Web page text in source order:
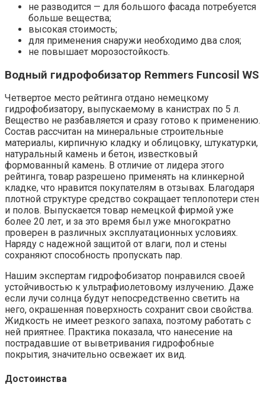
не разводится — для большого фасада потребуется
больше вещества;
высокая стоимость;
для применения снаружи необходимо два слоя;
не повышает морозостойкость.
Водный гидрофобизатор Remmers Funcosil WS
Четвертое место рейтинга отдано немецкому
гидрофобизатору, выпускаемому в канистрах по 5 л.
Вещество не разбавляется и сразу готово к применению.
Состав рассчитан на минеральные строительные
материалы, кирпичную кладку и облицовку, штукатурки,
натуральный камень и бетон, известковый
формованный камень. В отличие от лидера этого
рейтинга, товар разрешено применять на клинкерной
кладке, что нравится покупателям в отзывах. Благодаря
плотной структуре средство сокращает теплопотери стен
и полов. Выпускается товар немецкой фирмой уже
более 20 лет, и за это время был уже многократно
проверен в различных эксплуатационных условиях.
Наряду с надежной защитой от влаги, пол и стены
сохраняют способность пропускать пар.
Нашим экспертам гидрофобизатор понравился своей
устойчивостью к ультрафиолетовому излучению. Даже
если лучи солнца будут непосредственно светить на
него, окрашенная поверхность сохранит свои свойства.
Жидкость не имеет резкого запаха, поэтому работать с
ней приятнее. Практика показала, что нанесение на
пострадавшие от выветривания гидрофобные
покрытия, значительно освежает их вид.
Достоинства